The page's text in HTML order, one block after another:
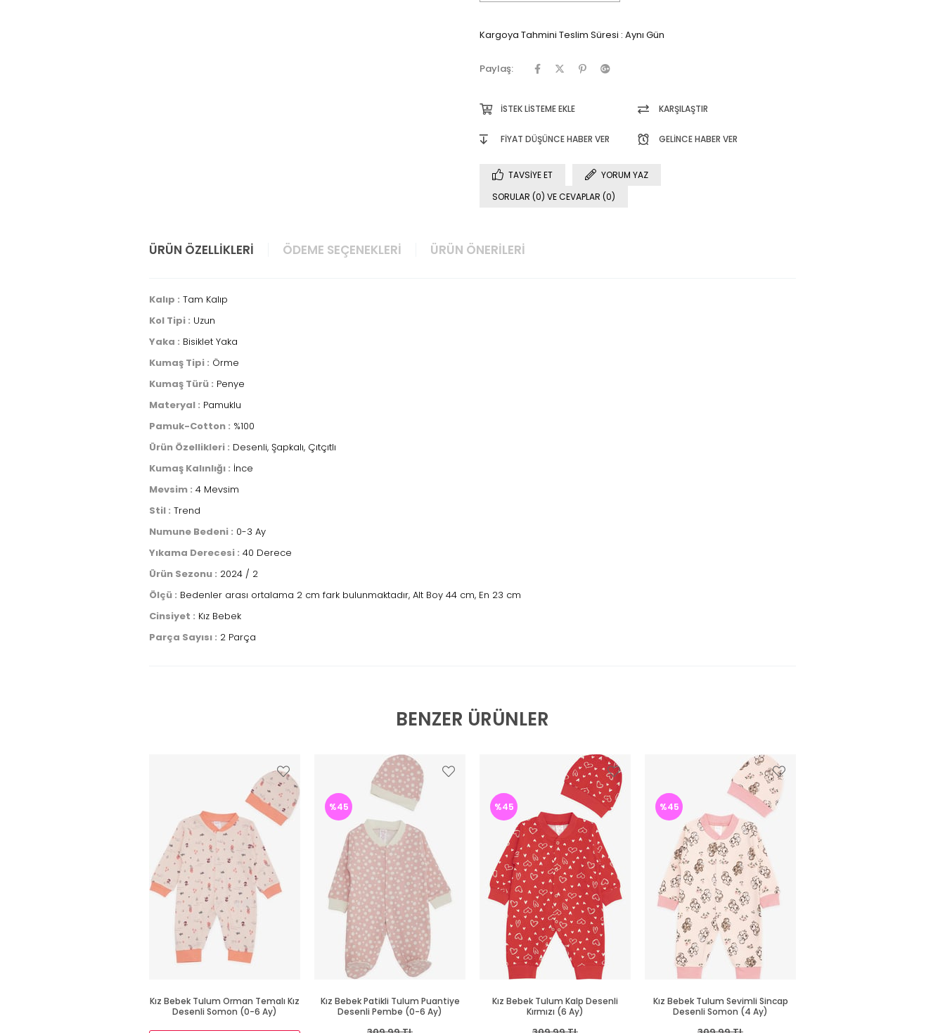
Kargoya Tahmini Teslim Süresi : Aynı Gün
Paylaş:
İSTEK LISTEME EKLE KARŞILAŞTIR
FIYAT DÜŞÜNCE HABER VER GELINCE HABER VER
TAVSIYE ET
YORUM YAZ
SORULAR (0) VE CEVAPLAR (0)
ÜRÜN ÖZELLIKLERI ÖDEME SEÇENEKLERI ÜRÜN ÖNERILERI
Kalıp : Tam Kalıp
Kol Tipi : Uzun
Yaka : Bisiklet Yaka
Kumaş Tipi : Örme
Kumaş Türü : Penye
Materyal : Pamuklu
Pamuk-Cotton : %100
Ürün Özellikleri : Desenli, Şapkalı, Çıtçıtlı
Kumaş Kalınlığı : İnce
Mevsim : 4 Mevsim
Stil : Trend
Numune Bedeni : 0-3 Ay
Yıkama Derecesi : 40 Derece
Ürün Sezonu : 2024 / 2
Ölçü : Bedenler arası ortalama 2 cm fark bulunmaktadır, Alt Boy 44 cm, En 23 cm
Cinsiyet : Kız Bebek
Parça Sayısı : 2 Parça
BENZER ÜRÜNLER
Kız Bebek Tulum Orman Temalı Kız
Desenli Somon (0-6 Ay)
Kız Bebek Patikli Tulum Puantiye
Desenli Pembe (0-6 Ay)
%45
Kız Bebek Tulum Kalp Desenli
Kırmızı (6 Ay)
%45
Kız Bebek Tulum Sevimli Sincap
Desenli Somon (4 Ay)
%45